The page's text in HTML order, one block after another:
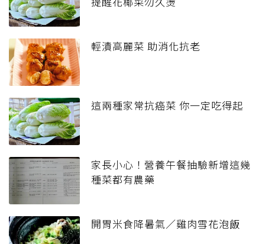
輕漬高麗菜 助消化抗老
這兩種家常抗癌菜 你一定吃得起
家長小心！營養午餐抽驗新增這幾
種菜都有農藥
開胃米食降暑氣／雞肉雪花泡飯